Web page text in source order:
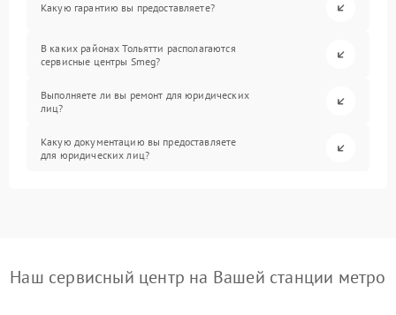
Какую гарантию вы предоставляете?
В каких районах Тольятти располагаются
сервисные центры Smeg?
Выполняете ли вы ремонт для юридических
лиц?
Какую документацию вы предоставляете
для юридических лиц?
Наш сервисный центр на Вашей станции метро